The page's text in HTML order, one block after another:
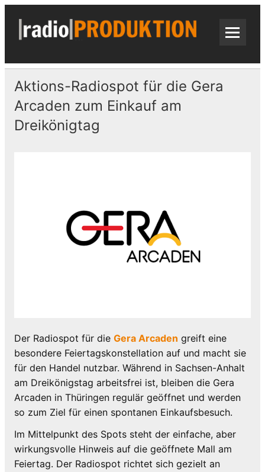
Skip
content
Aktions-Radiospot für die Gera
Arcaden zum Einkauf am
Dreikönigtag
Der Radiospot für die Gera Arcaden greift eine
besondere Feiertagskonstellation auf und macht sie
für den Handel nutzbar. Während in Sachsen-Anhalt
am Dreikönigstag arbeitsfrei ist, bleiben die Gera
Arcaden in Thüringen regulär geöffnet und werden
so zum Ziel für einen spontanen Einkaufsbesuch.
Im Mittelpunkt des Spots steht der einfache, aber
wirkungsvolle Hinweis auf die geöffnete Mall am
Feiertag. Der Radiospot richtet sich gezielt an